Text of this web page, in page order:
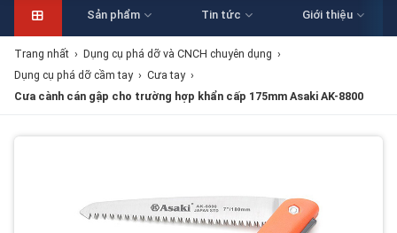
Sản phẩm Tin tức Giới thiệu
Trang nhất › Dụng cụ phá dỡ và CNCH chuyên dụng ›
Dụng cụ phá dỡ cầm tay › Cưa tay ›
Cưa cành cán gập cho trường hợp khẩn cấp 175mm Asaki AK-8800